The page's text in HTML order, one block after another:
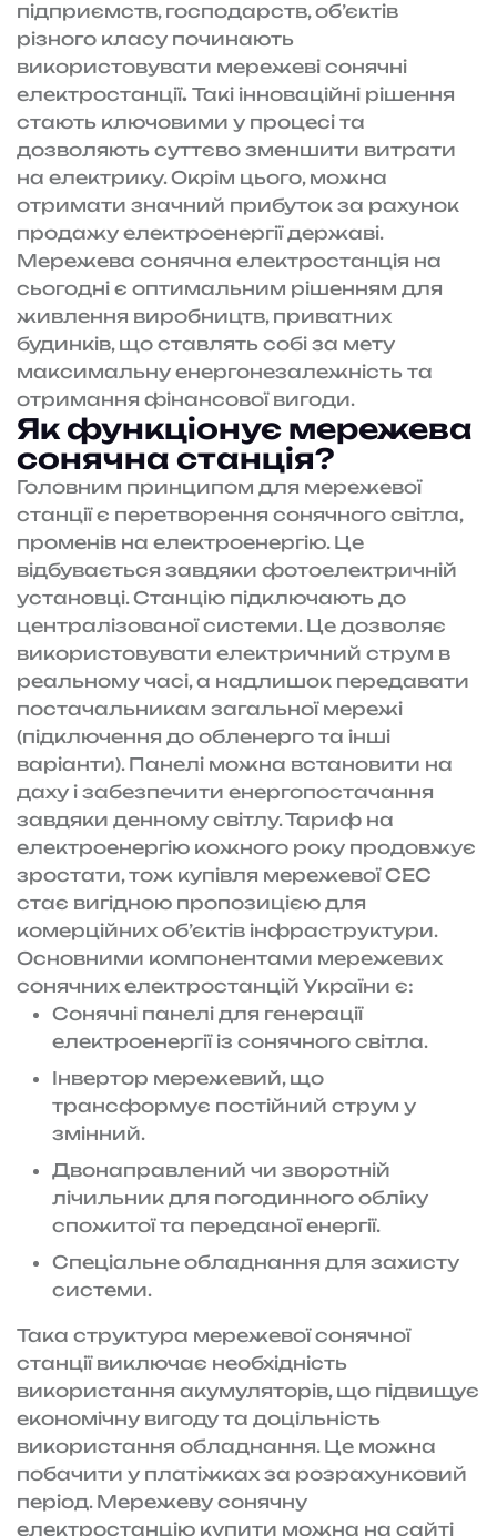
підприємств, господарств, об’єктів
різного класу починають
використовувати мережеві сонячні
електростанції. Такі інноваційні рішення
стають ключовими у процесі та
дозволяють суттєво зменшити витрати
на електрику. Окрім цього, можна
отримати значний прибуток за рахунок
продажу електроенергії державі.
Мережева сонячна електростанція на
сьогодні є оптимальним рішенням для
живлення виробництв, приватних
будинків, що ставлять собі за мету
максимальну енергонезалежність та
отримання фінансової вигоди.
Як функціонує мережева
сонячна станція?
Головним принципом для мережевої
станції є перетворення сонячного світла,
променів на електроенергію. Це
відбувається завдяки фотоелектричній
установці. Станцію підключають до
централізованої системи. Це дозволяє
використовувати електричний струм в
реальному часі, а надлишок передавати
постачальникам загальної мережі
(підключення до обленерго та інші
варіанти). Панелі можна встановити на
даху і забезпечити енергопостачання
завдяки денному світлу. Тариф на
електроенергію кожного року продовжує
зростати, тож купівля мережевої СЕС
стає вигідною пропозицією для
комерційних об’єктів інфраструктури.
Основними компонентами мережевих
сонячних електростанцій України є:
Сонячні панелі для генерації
електроенергії із сонячного світла.
Інвертор мережевий, що
трансформує постійний струм у
змінний.
Двонаправлений чи зворотній
лічильник для погодинного обліку
спожитої та переданої енергії.
Спеціальне обладнання для захисту
системи.
Така структура мережевої сонячної
станції виключає необхідність
використання акумуляторів, що підвищує
економічну вигоду та доцільність
використання обладнання. Це можна
побачити у платіжках за розрахунковий
період. Мережеву сонячну
електростанцію купити можна на сайті